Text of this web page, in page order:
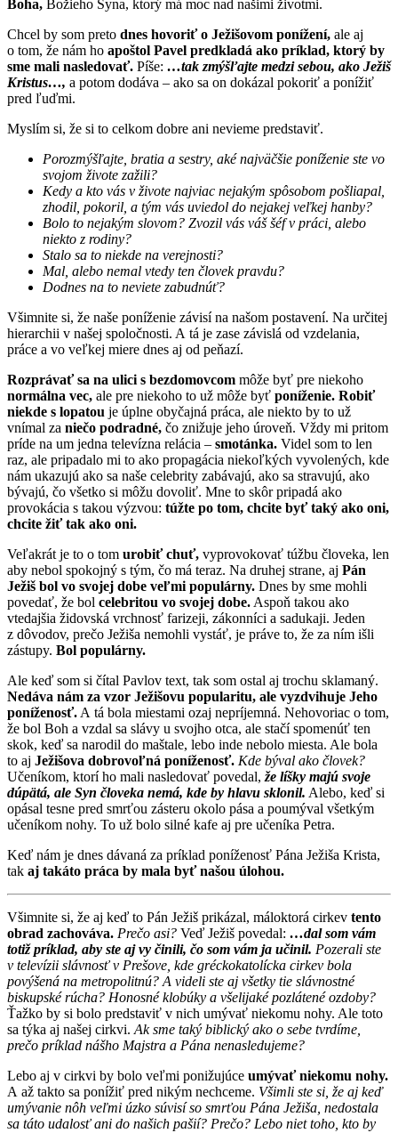
Boha, Božieho Syna, ktorý má moc nad našimi životmi.
Chcel by som preto dnes hovoriť o Ježišovom ponížení, ale aj
o tom, že nám ho apoštol Pavel predkladá ako príklad, ktorý by
sme mali nasledovať. Píše: …tak zmýšľajte medzi sebou, ako Ježiš
Kristus…, a potom dodáva – ako sa on dokázal pokoriť a ponížiť
pred ľuďmi.
Myslím si, že si to celkom dobre ani nevieme predstaviť.
Porozmýšľajte, bratia a sestry, aké najväčšie poníženie ste vo
svojom živote zažili?
Kedy a kto vás v živote najviac nejakým spôsobom pošliapal,
zhodil, pokoril, a tým vás uviedol do nejakej veľkej hanby?
Bolo to nejakým slovom? Zvozil vás váš šéf v práci, alebo
niekto z rodiny?
Stalo sa to niekde na verejnosti?
Mal, alebo nemal vtedy ten človek pravdu?
Dodnes na to neviete zabudnúť?
Všimnite si, že naše poníženie závisí na našom postavení. Na určitej
hierarchii v našej spoločnosti. A tá je zase závislá od vzdelania,
práce a vo veľkej miere dnes aj od peňazí.
Rozprávať sa na ulici s bezdomovcom môže byť pre niekoho
normálna vec, ale pre niekoho to už môže byť poníženie. Robiť
niekde s lopatou je úplne obyčajná práca, ale niekto by to už
vnímal za niečo podradné, čo znižuje jeho úroveň. Vždy mi pritom
príde na um jedna televízna relácia – smotánka. Videl som to len
raz, ale pripadalo mi to ako propagácia niekoľkých vyvolených, kde
nám ukazujú ako sa naše celebrity zabávajú, ako sa stravujú, ako
bývajú, čo všetko si môžu dovoliť. Mne to skôr pripadá ako
provokácia s takou výzvou: túžte po tom, chcite byť taký ako oni,
chcite žiť tak ako oni.
Veľakrát je to o tom urobiť chuť, vyprovokovať túžbu človeka, len
aby nebol spokojný s tým, čo má teraz. Na druhej strane, aj Pán
Ježiš bol vo svojej dobe veľmi populárny. Dnes by sme mohli
povedať, že bol celebritou vo svojej dobe. Aspoň takou ako
vtedajšia židovská vrchnosť farizeji, zákonníci a sadukaji. Jeden
z dôvodov, prečo Ježiša nemohli vystáť, je práve to, že za ním išli
zástupy. Bol populárny.
Ale keď som si čítal Pavlov text, tak som ostal aj trochu sklamaný.
Nedáva nám za vzor Ježišovu popularitu, ale vyzdvihuje Jeho
poníženosť. A tá bola miestami ozaj nepríjemná. Nehovoriac o tom,
že bol Boh a vzdal sa slávy u svojho otca, ale stačí spomenúť ten
skok, keď sa narodil do maštale, lebo inde nebolo miesta. Ale bola
to aj Ježišova dobrovoľná poníženosť. Kde býval ako človek?
Učeníkom, ktorí ho mali nasledovať povedal, že líšky majú svoje
dúpätá, ale Syn človeka nemá, kde by hlavu sklonil. Alebo, keď si
opásal tesne pred smrťou zásteru okolo pása a poumýval všetkým
učeníkom nohy. To už bolo silné kafe aj pre učeníka Petra.
Keď nám je dnes dávaná za príklad poníženosť Pána Ježiša Krista,
tak aj takáto práca by mala byť našou úlohou.
Všimnite si, že aj keď to Pán Ježiš prikázal, máloktorá cirkev tento
obrad zachováva. Prečo asi? Veď Ježiš povedal: …dal som vám
totiž príklad, aby ste aj vy činili, čo som vám ja učinil. Pozerali ste
v televízii slávnosť v Prešove, kde gréckokatolícka cirkev bola
povýšená na metropolitnú? A videli ste aj všetky tie slávnostné
biskupské rúcha? Honosné klobúky a všelijaké pozlátené ozdoby?
Ťažko by si bolo predstaviť v nich umývať niekomu nohy. Ale toto
sa týka aj našej cirkvi. Ak sme taký biblický ako o sebe tvrdíme,
prečo príklad nášho Majstra a Pána nenasledujeme?
Lebo aj v cirkvi by bolo veľmi ponižujúce umývať niekomu nohy.
A až takto sa ponížiť pred nikým nechceme. Všimli ste si, že aj keď
umývanie nôh veľmi úzko súvisí so smrťou Pána Ježiša, nedostala
sa táto udalosť ani do našich pašií? Prečo? Lebo niet toho, kto by